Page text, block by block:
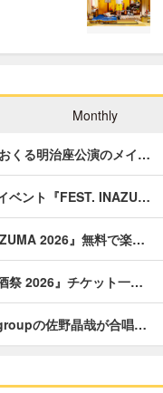
Monthly
くる明治座公演のメイ…
ベント『FEST. INAZU…
2026』無料で楽…
祭 2026』チケット一…
の佐野晶哉が合唱…